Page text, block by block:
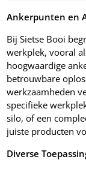
Ankerpunten en
Bij Sietse Booi
werkplek, vooral
hoogwaardige
betrouwbare
werkzaamheden
specifieke
silo, of een
juiste producten
Diverse